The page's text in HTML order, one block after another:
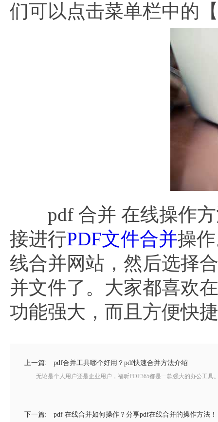
们可以点击菜单栏中的
pdf 合并 在线操作方
接进行PDF文件合并操
线合并网站，然后选择
并文件了。大家都喜欢
功能强大，而且方便快
上一篇: pdf合并工具哪个好用？pdf快速合并方法介绍
无论是个人用户还是企业用户，福昕PDF365都是一款强大的办公工具
下一篇: pdf 在线合并如何操作？分享pdf在线合并的操作方法！